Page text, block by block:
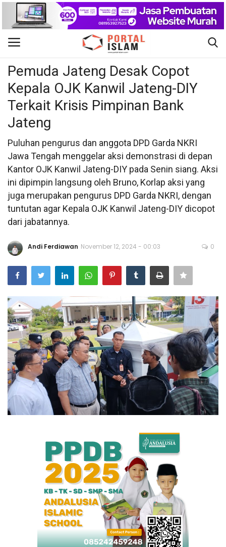
Gabung Daftar
Beranda
Kontak
Berita Islam
Nasional
Khutbah Jumat
Pendidikan
Bisnis
Internasional
Al-Qur'an Online
Lifestyle
Olahraga
Catatan Tarbiyah
Kesehatan
Pemuda Jateng Desak Copot
Kepala OJK Kanwil Jateng-DIY
Terkait Krisis Pimpinan Bank
Jateng
Puluhan pengurus dan anggota DPD Garda NKRI
Jawa Tengah menggelar aksi demonstrasi di depan
Kantor OJK Kanwil Jateng-DIY pada Senin siang. Aksi
ini dipimpin langsung oleh Bruno, Korlap aksi yang
juga merupakan pengurus DPD Garda NKRI, dengan
tuntutan agar Kepala OJK Kanwil Jateng-DIY dicopot
dari jabatannya.
Andi Ferdiawan November 12, 2024 - 00:03 0